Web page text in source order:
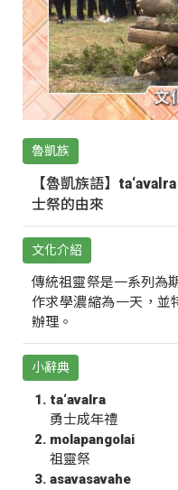
魯凱族
【魯凱族語】
士祭的由來
文化介紹
傳統祖靈祭是一系列為
作求學濃縮為一天，並
辦理。
小辭典
ta‘avalra
勇士成年禮
molapangolai
祖靈祭
asavasavahe